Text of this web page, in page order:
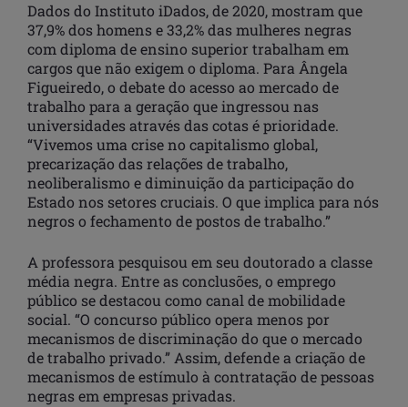
Dados do Instituto iDados, de 2020, mostram que
37,9% dos homens e 33,2% das mulheres negras
com diploma de ensino superior trabalham em
cargos que não exigem o diploma. Para Ângela
Figueiredo, o debate do acesso ao mercado de
trabalho para a geração que ingressou nas
universidades através das cotas é prioridade.
“Vivemos uma crise no capitalismo global,
precarização das relações de trabalho,
neoliberalismo e diminuição da participação do
Estado nos setores cruciais. O que implica para nós
negros o fechamento de postos de trabalho.”
A professora pesquisou em seu doutorado a classe
média negra. Entre as conclusões, o emprego
público se destacou como canal de mobilidade
social. “O concurso público opera menos por
mecanismos de discriminação do que o mercado
de trabalho privado.” Assim, defende a criação de
mecanismos de estímulo à contratação de pessoas
negras em empresas privadas.